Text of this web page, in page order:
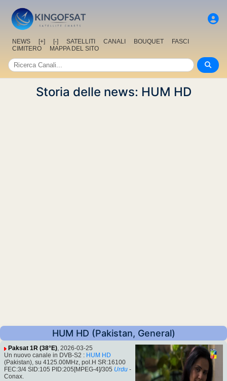
NEWS [+] [-] SATELLITI CANALI BOUQUET
FASCI
CIMITERO
MAPPA DEL SITO
Storia delle news: HUM HD
HUM HD (Pakistan, General)
Paksat 1R (38°E), 2026-03-25
Un nuovo canale in DVB-S2 : HUM HD
(Pakistan), su 4125.00MHz, pol.H SR:16100
FEC:3/4 SID:105 PID:205[MPEG-4]/305 Urdu -
Conax.